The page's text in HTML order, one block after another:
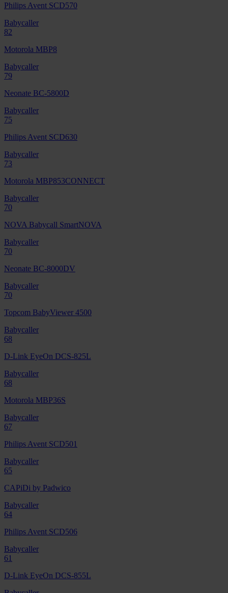
Philips Avent SCD570
Babycaller
82
Motorola MBP8
Babycaller
79
Neonate BC-5800D
Babycaller
75
Philips Avent SCD630
Babycaller
73
Motorola MBP853CONNECT
Babycaller
70
NOVA Babycall SmartNOVA
Babycaller
70
Neonate BC-8000DV
Babycaller
70
Topcom BabyViewer 4500
Babycaller
68
D-Link EyeOn DCS-825L
Babycaller
68
Motorola MBP36S
Babycaller
67
Philips Avent SCD501
Babycaller
65
CAPiDi by Padwico
Babycaller
64
Philips Avent SCD506
Babycaller
61
D-Link EyeOn DCS-855L